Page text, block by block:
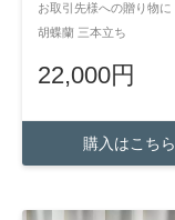
お取引先様への贈り物に
胡蝶蘭 三本立ち
22,000円
購入はこちら